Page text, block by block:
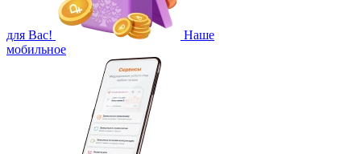
для Вас!
Наше
мобильное